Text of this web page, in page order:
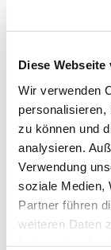
Diese
Wir verwenden
personalisieren,
zu können und
analysieren.
Verwendung
soziale Medien,
Partner führen
weiteren Daten